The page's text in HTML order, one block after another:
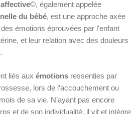
©, également appelée
du bébé, est une approche axée
émotions éprouvées par l’enfant
et leur relation avec des douleurs
liés aux émotions ressenties par
lors de l’accouchement ou
de sa vie. N’ayant pas encore
et de son individualité, il vit et intègre